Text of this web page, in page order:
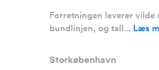
Forretningen leverer vilde
bundlinjen, og tall... Læs
Storkøbenhavn